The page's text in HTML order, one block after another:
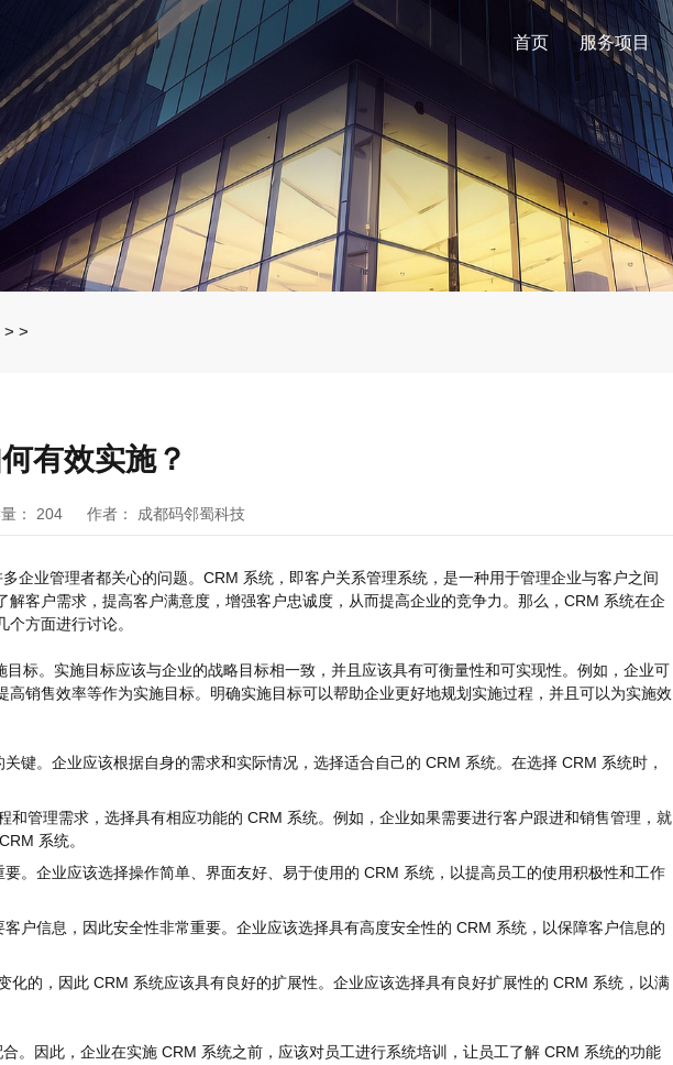
首页 服务项目
> >
有效实施？
： 204 作者： 成都码邻蜀科技
企业管理者都关心的问题。CRM 系统，即客户关系管理系统，是一种用于管理企业与客户之间
解客户需求，提高客户满意度，增强客户忠诚度，从而提高企业的竞争力。那么，CRM 系统在企
方面进行讨论。
标。实施目标应该与企业的战略目标相一致，并且应该具有可衡量性和可实现性。例如，企业可
高销售效率等作为实施目标。明确实施目标可以帮助企业更好地规划实施过程，并且可以为实施效
键。企业应该根据自身的需求和实际情况，选择适合自己的 CRM 系统。在选择 CRM 系统时，
和管理需求，选择具有相应功能的 CRM 系统。例如，企业如果需要进行客户跟进和销售管理，就
系统。
。企业应该选择操作简单、界面友好、易于使用的 CRM 系统，以提高员工的使用积极性和工作
户信息，因此安全性非常重要。企业应该选择具有高度安全性的 CRM 系统，以保障客户信息的
化的，因此 CRM 系统应该具有良好的扩展性。企业应该选择具有良好扩展性的 CRM 系统，以满
。因此，企业在实施 CRM 系统之前，应该对员工进行系统培训，让员工了解 CRM 系统的功能